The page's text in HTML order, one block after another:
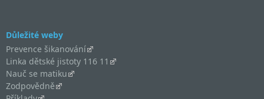
Důležité weby
Prevence šikanování
Linka dětské jistoty 116 11
Nauč se matiku
Zodpovědně